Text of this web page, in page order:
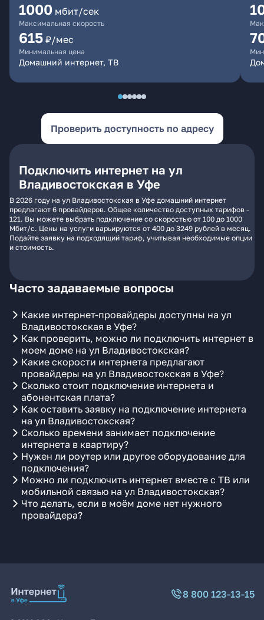
1000 мбит/сек
Максимальная скорость
615 ₽/мес
Минимальная цена
Домашний интернет, ТВ
Проверить доступность по адресу
Подключить интернет на ул
Владивостокская в Уфе
В 2026 году на ул Владивостокская в Уфе домашний интернет
предлагают 6 провайдеров. Общее количество доступных тарифов -
121. Вы можете выбрать подключение со скоростью от 100 до 1000
Мбит/с. Цены на услуги варьируются от 400 до 3249 рублей в месяц.
Подайте заявку на подходящий тариф, учитывая необходимые опции
и стоимость.
Часто задаваемые вопросы
Какие интернет-провайдеры доступны на ул
Владивостокская в Уфе?
Как проверить, можно ли подключить интернет в
моем доме на ул Владивостокская?
Какие скорости интернета предлагают
провайдеры на ул Владивостокская в Уфе?
Сколько стоит подключение интернета и
абонентская плата?
Как оставить заявку на подключение интернета
на ул Владивостокская?
Сколько времени занимает подключение
интернета в квартиру?
Нужен ли роутер или другое оборудование для
подключения?
Можно ли подключить интернет вместе с ТВ или
мобильной связью на ул Владивостокская?
Что делать, если в моём доме нет нужного
провайдера?
8 800 123-13-15